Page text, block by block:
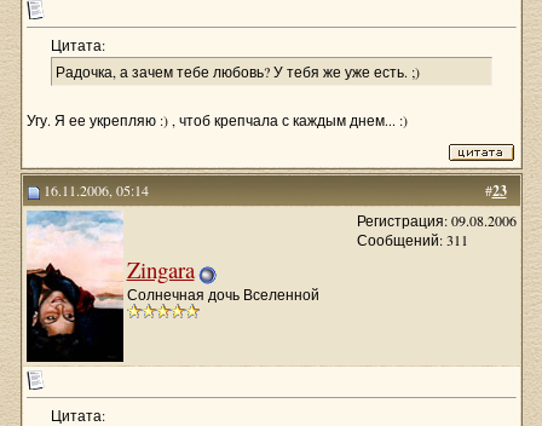
Цитата:
Радочка, а зачем тебе любовь? У тебя же уже есть. ;)
Угу. Я ее укрепляю :) , чтоб крепчала с каждым днем... :)
#23
16.11.2006, 05:14
Zingara
Солнечная дочь Вселенной
Регистрация: 09.08.2006
Сообщений: 311
Цитата: